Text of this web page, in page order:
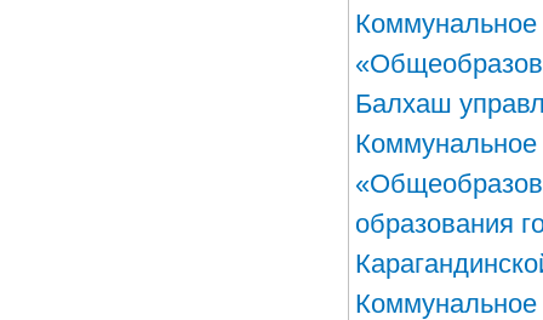
Коммунальное
Балхаш
Коммунальное
образования
Коммунальное